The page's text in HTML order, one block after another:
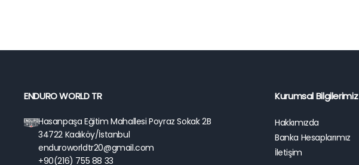
ENDURO WORLD TR
Hasanpaşa Eğitim Mahallesi Poyraz Sokak 2B
34722 Kadıköy/İstanbul
enduroworldtr20@gmail.com
+90(216) 755 88 33
Kurumsal Bilgilerimiz
Hakkımızda
Banka Hesaplarımız
İletişim